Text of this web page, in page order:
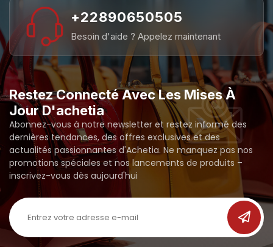
Restez Connecté Avec Les Mises À
Jour D'achetia
Abonnez-vous à notre newsletter et restez informé des
dernières tendances, des offres exclusives et des
actualités passionnantes d'Achetia. Ne manquez pas nos
promotions spéciales et nos lancements de produits –
inscrivez-vous dès aujourd'hui
+22890650505
Besoin d'aide ? Appelez maintenant